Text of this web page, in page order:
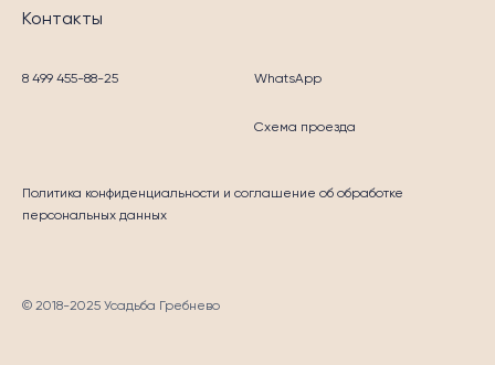
Контакты
8 499 455-88-25 WhatsApp
Схема проезда
Политика конфиденциальности и соглашение об обработке
персональных данных
© 2018-2025 Усадьба Гребнево